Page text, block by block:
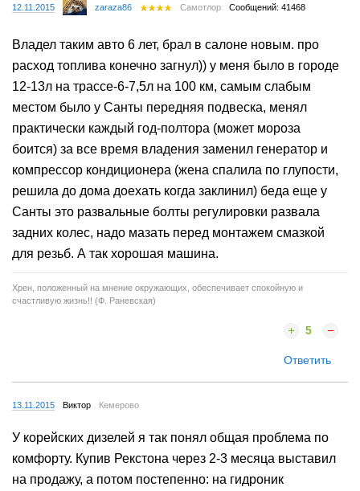
12.11.2015 zaraza86 Самотлор Сообщений: 41468
Владел таким авто 6 лет, брал в салоне новым. про
расход топлива конечно загнул)) у меня было в городе
12-13л на трассе-6-7,5л на 100 км, самым слабым
местом было у Санты передняя подвеска, менял
практически каждый год-полтора (может мороза
боится) за все время владения заменил генератор и
компрессор кондиционера (жена спалила по глупости,
решила до дома доехать когда заклинил) беда еще у
Санты это развальные болты регулировки развала
задних колес, надо мазать перед монтажем смазкой
для резьб. А так хорошая машина.
Хрен, положенный на мнение окружающих, обеспечивает спокойную и
счастливую жизнь!! (Ф. Раневская)
5
Ответить
13.11.2015 Виктор Кемерово
У корейских дизелей я так понял общая проблема по
комфорту. Купив Рекстона через 2-3 месяца выставил
на продажу, а потом постепенно: на гидроник